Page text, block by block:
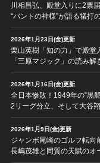
川相昌弘、殿堂入りに2票
“バントの神様”が語る犠打
2026年1月23日(金)更新
栗山英樹「知の力」で殿堂
「三原マジック」の読み解
2026年1月16日(金)更新
全日本惨敗！1949年の“黒
2リーグ分立、そして大谷
2026年1月9日(金)更新
ジャンボ尾崎のゴルフ転向
長嶋茂雄と同質の天賦のオ